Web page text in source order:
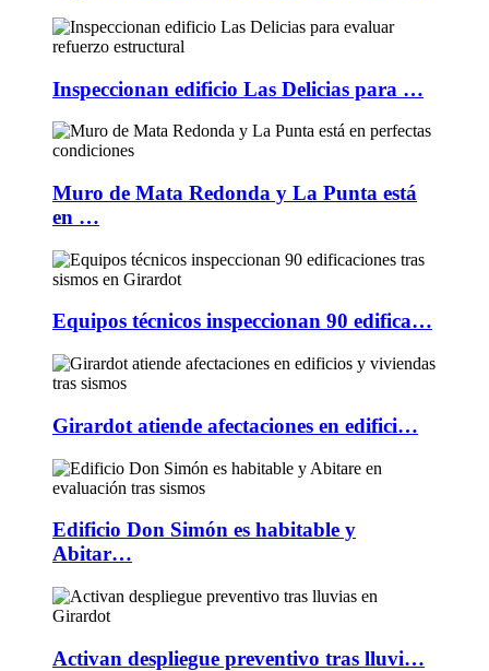
Inspeccionan edificio Las Delicias para …
Muro de Mata Redonda y La Punta está
en …
Equipos técnicos inspeccionan 90 edifica…
Girardot atiende afectaciones en edifici…
Edificio Don Simón es habitable y
Abitar…
Activan despliegue preventivo tras lluvi…